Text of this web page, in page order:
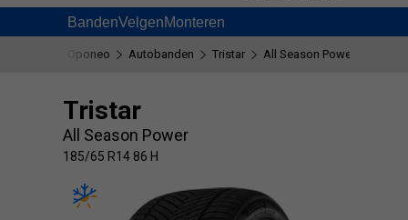
BandenVelgenMonteren
Oponeo Autobanden Tristar All Season Power
Tristar
All Season Power
185/65 R14 86 H